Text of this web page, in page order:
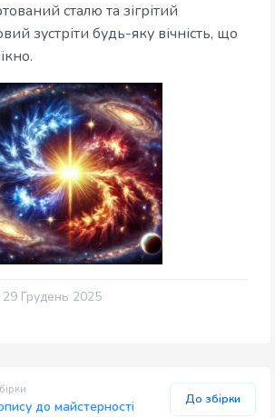
сталю та зігрітий
зустріти будь-яку вічність, що
Грудень 2025
до майстерності До збірки